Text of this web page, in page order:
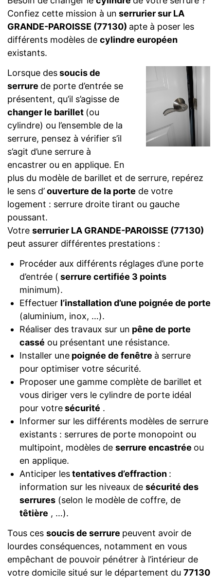
Confiez cette mission à un serrurier sur LA
GRANDE-PAROISSE (77130) apte à poser les
différents modèles de cylindre européen
existants.
Lorsque dessoucis de
serrure de porte d’entrée se
présentent, qu’il s’agisse de
changer le barillet (ou
cylindre) ou l’ensemble de la
serrure, pensez à vérifier s’il
s’agit d’une serrure à
encastrer ou en applique. En
plus du modèle de barillet et de serrure, repérez
le sens d’ouverture de la porte de votre
logement : serrure droite tirant ou gauche
poussant.
Votre serrurier LA GRANDE-PAROISSE (77130)
peut assurer différentes prestations :
Procéder aux différents réglages d’une porte
d’entrée ( serrure certifiée 3 points
minimum).
Effectuer l’installation d’une poignée de porte
(aluminium, inox, …).
Réaliser des travaux sur un pêne de porte
cassé ou présentant une résistance.
Installer unepoignée de fenêtre à serrure
pour optimiser votre sécurité.
Proposer une gamme complète de barillet et
vous diriger vers le cylindre de porte idéal
pour votresécurité .
Informer sur les différents modèles de serrure
existants : serrures de porte monopoint ou
multipoint, modèles de serrure encastrée ou
en applique.
Anticiper lestentatives d’effraction :
information sur les niveaux de sécurité des
serrures(selon le modèle de coffre, de
têtière , …).
Tous ces soucis de serrure peuvent avoir de
lourdes conséquences, notamment en vous
empêchant de pouvoir pénétrer à l’intérieur de
votre domicile situé sur le département du 77130